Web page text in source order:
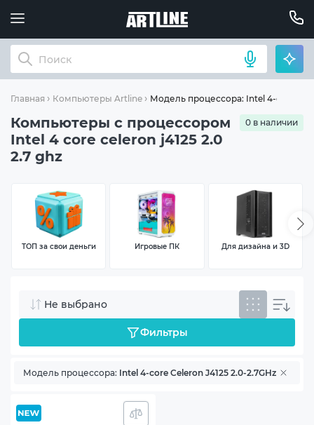
Главная Компьютеры Artline Модель процессора: Intel 4-core
Компьютеры с процессором
Intel 4 core celeron j4125 2.0
2.7 ghz
0 в наличии
ТОП за свои деньги Игровые ПК Для дизайна и 3D
Не выбрано
Фильтры
Модель процессора: Intel 4-core Celeron J4125 2.0-2.7GHz